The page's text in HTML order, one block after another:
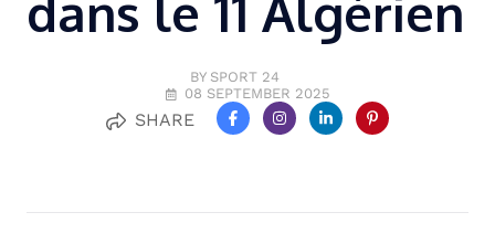
BY SPORT 24
08 SEPTEMBER 2025
SHARE